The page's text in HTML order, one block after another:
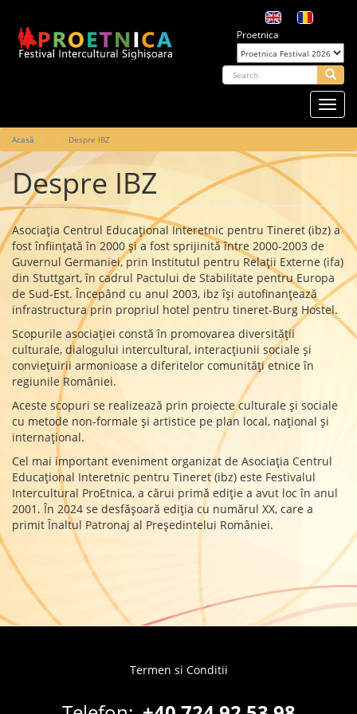
conţinutul
principal
Proetnica
Main
navigation
Acasă Despre IBZ
Despre IBZ
Asociaţia Centrul Educaţional Interetnic pentru Tineret (ibz) a
fost înfiinţată în 2000 şi a fost sprijinită între 2000-2003 de
Guvernul Germaniei, prin Institutul pentru Relaţii Externe (ifa)
din Stuttgart, în cadrul Pactului de Stabilitate pentru Europa
de Sud-Est. Începând cu anul 2003, ibz îşi autofinanţează
infrastructura prin propriul hotel pentru tineret-Burg Hostel.
Scopurile asociaţiei constă în promovarea diversităţii
culturale, dialogului intercultural, interacţiunii sociale şi
convieţuirii armonioase a diferitelor comunităţi etnice în
regiunile României.
Aceste scopuri se realizează prin proiecte culturale şi sociale
cu metode non-formale şi artistice pe plan local, naţional şi
internaţional.
Cel mai important eveniment organizat de Asociaţia Centrul
Educaţional Interetnic pentru Tineret (ibz) este Festivalul
Intercultural ProEtnica, a cărui primă ediție a avut loc în anul
2001. În 2024 se desfășoară ediția cu numărul XX, care a
primit Înaltul Patronaj al Președintelui României.
Termen si Conditii